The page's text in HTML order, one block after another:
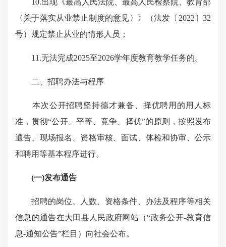
10.出现《最高人民法院、最高人民检察院、教育部
〈关于落实从业禁止制度的意见〉》（法发〔2022〕32
号）规定禁止从业的情形人员；
11.无法完成2025至2026学年度教育教学任务的。
二、招聘办法与程序
本次公开招聘坚持德才兼备、择优聘用的用人标
准，贯彻“公开、平等、竞争、择优”的原则，按照发布
通告、现场报名、资格审核、面试、体检和协审、公示
和聘用等基本程序进行。
(一)发布通告
招聘的岗位、人数、资格条件、办法及程序等相关
信息的通告在大田县人民政府网站（“政务公开-教育信
息-通知公告”栏目）向社会公布。